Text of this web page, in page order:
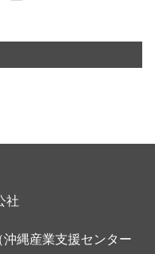
社
縄産業支援センター